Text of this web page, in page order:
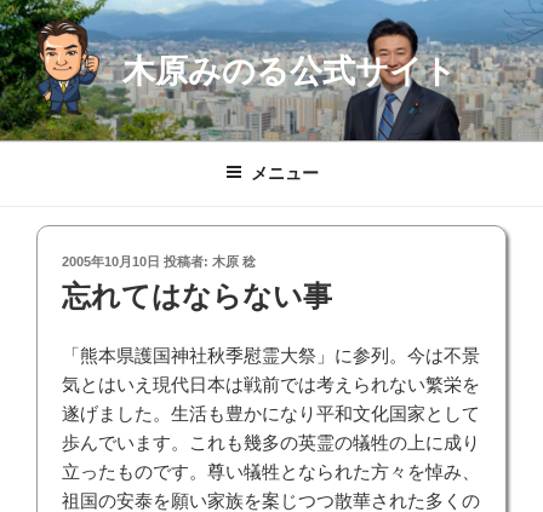
コ
ン
テ
ン
ツ
木原みのる公式サイト
メニュー
投
稿
日:
2005年10月10日 投稿者: 木原 稔
忘れてはならない事
「熊本県護国神社秋季慰霊大祭」に参列。今は不景
気とはいえ現代日本は戦前では考えられない繁栄を
遂げました。生活も豊かになり平和文化国家として
歩んでいます。これも幾多の英霊の犠牲の上に成り
立ったものです。尊い犠牲となられた方々を悼み、
祖国の安泰を願い家族を案じつつ散華された多くの